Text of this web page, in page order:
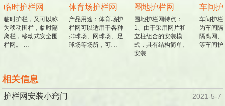
临时护栏网
临时护栏，又可以称
为移动围栏，临时隔
离栏，移动式安全围
栏网。 …
体育场护栏网
产品用途：体育场护
栏网可以适用于各种
排球场、网球场、足
球场等场所，可…
圈地护栏网
围地护栏网特点：
1、由于采用网片和
立柱组合的安装模
式，具有结构简单、
安装…
车间护
车间护栏
为车间隔
隔离网、
等车间
相关信息
护栏网安装小窍门 2021-5-7